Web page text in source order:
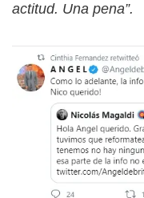
actitud. Una pena”.